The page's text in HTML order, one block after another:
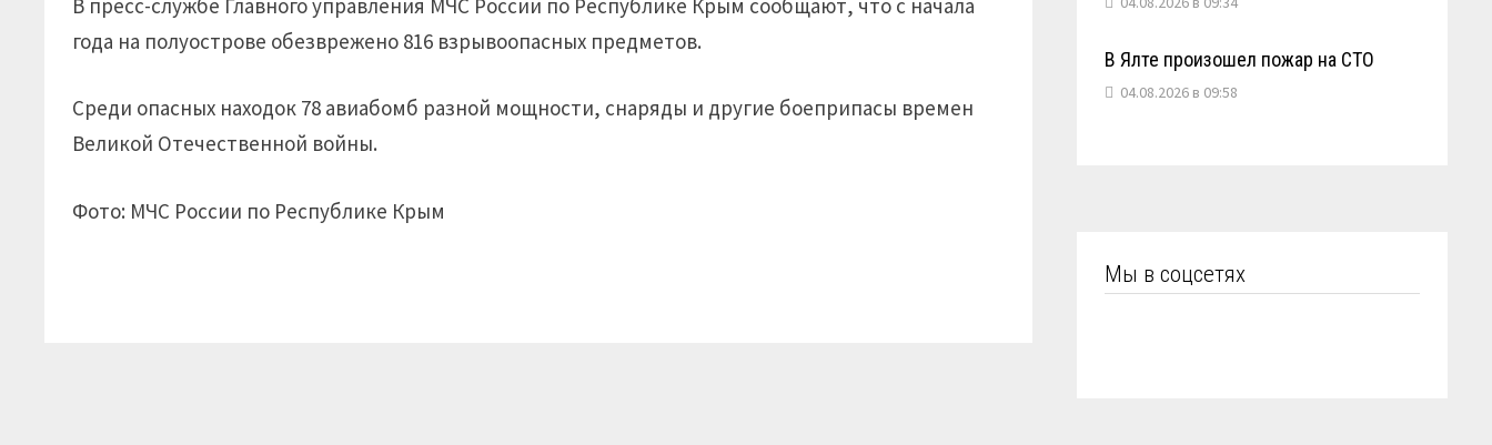
В пресс-службе Главного управления МЧС России по Республике Крым сообщают, что с начала
года на полуострове обезврежено 816 взрывоопасных предметов.
Среди опасных находок 78 авиабомб разной мощности, снаряды и другие боеприпасы времен
Великой Отечественной войны.
Фото: МЧС России по Республике Крым
В Ялте произошел пожар на СТО
04.08.2026 в 09:58
Мы в соцсетях